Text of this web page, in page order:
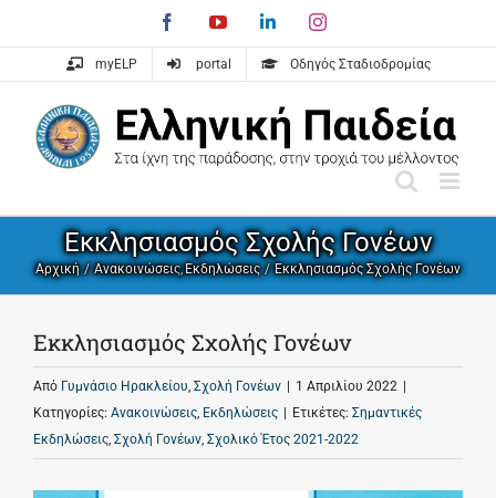
content
FacebookYouTubeLinkedInInstagram
myELP portal Οδηγός Σταδιοδρομίας
Εκκλησιασμός Σχολής Γονέων
Αρχική Ανακοινώσεις Εκδηλώσεις Εκκλησιασμός Σχολής Γονέων
Εκκλησιασμός Σχολής Γονέων
Από Γυμνάσιο Ηρακλείου, Σχολή Γονέων 1 Απριλίου 2022
Κατηγορίες: Ανακοινώσεις, Εκδηλώσεις Ετικέτες: Σημαντικές
Εκδηλώσεις, Σχολή Γονέων, Σχολικό Έτος 2021-2022